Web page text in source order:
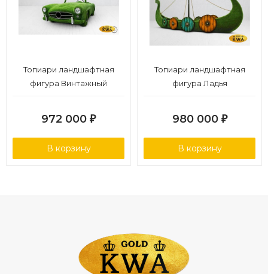
Топиари ландшафтная
фигура Винтажный
972 000 ₽
В корзину
Топиари ландшафтная
фигура Ладья
980 000 ₽
В корзину